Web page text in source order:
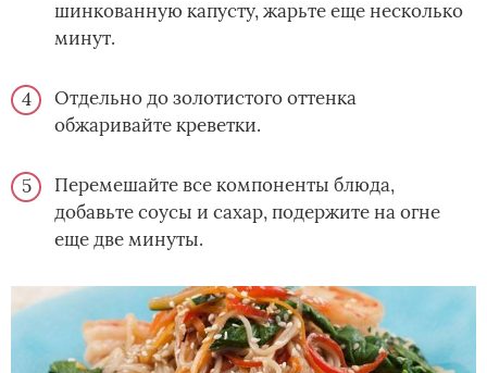
шинкованную капусту, жарьте еще несколько
минут.
Отдельно до золотистого оттенка
обжаривайте креветки.
Перемешайте все компоненты блюда,
добавьте соусы и сахар, подержите на огне
еще две минуты.